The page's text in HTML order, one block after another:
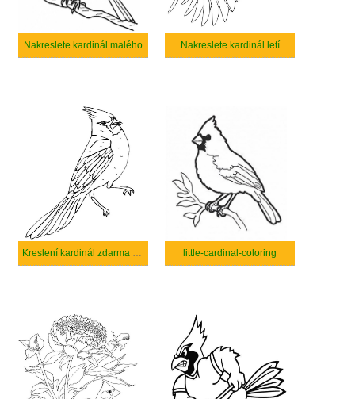
Nakreslete kardinál malého Nakreslete kardinál letí
Kreslení kardinál zdarma k vytisknutí little-cardinal-coloring